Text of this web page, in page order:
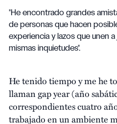
"He encontrado grandes
de personas que hacen
experiencia y lazos que unen
mismas inquietudes".
He tenido tiempo y me he
llaman gap year (año
correspondientes cuatro
trabajado en un ambiente